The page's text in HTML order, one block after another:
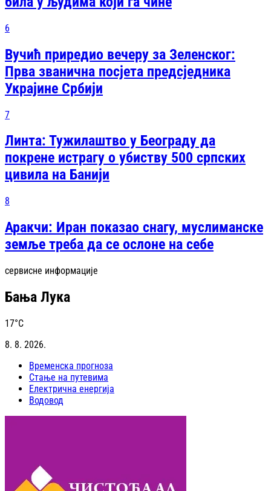
6
Вучић приредио вечеру за Зеленског:
Прва званична посjета предсjедника
Украјине Србији
7
Линта: Тужилаштво у Београду да
покрене истрагу о убиству 500 српских
цивила на Банији
8
Аракчи: Иран показао снагу, муслиманске
земље треба да се ослоне на себе
сервисне информације
Бања Лука
17°C
8. 8. 2026.
Временска прогноза
Стање на путевима
Електрична енергија
Водовод